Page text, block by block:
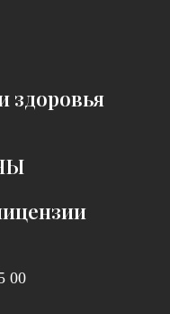
здоровья
00